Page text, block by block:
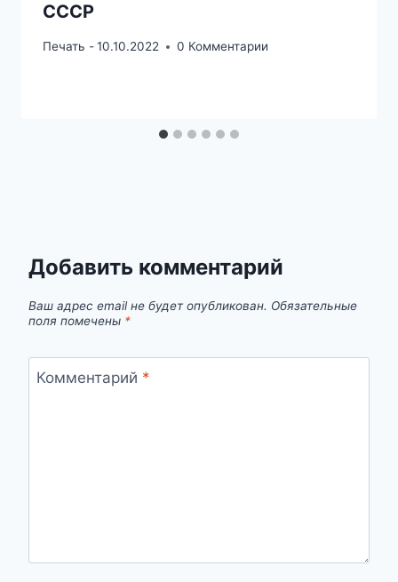
СССР
Печать -10.10.2022 0 Комментарии
Добавить комментарий
Ваш адрес email не будет опубликован. Обязательные
поля помечены *
Комментарий *